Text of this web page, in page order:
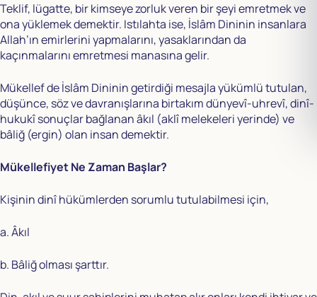
Teklif, lügatte, bir kimseye zorluk veren bir şeyi emretmek ve
ona yüklemek demektir. Istılahta ise, İslâm Dininin insanlara
Allah’ın emirlerini yapmalarını, yasaklarından da
kaçınmalarını emretmesi manasına gelir.
Mükellef de İslâm Dininin getirdiği mesajla yükümlü tutulan,
düşünce, söz ve davranışlarına birtakım dünyevî-uhrevî, dinî-
hukukî sonuçlar bağlanan âkıl (aklî melekeleri yerinde) ve
bâliğ (ergin) olan insan demektir.
Mükellefiyet Ne Zaman Başlar?
Kişinin dinî hükümlerden sorumlu tutulabilmesi için,
a. Âkıl
b. Bâliğ olması şarttır.